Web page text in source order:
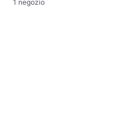
1 negozio